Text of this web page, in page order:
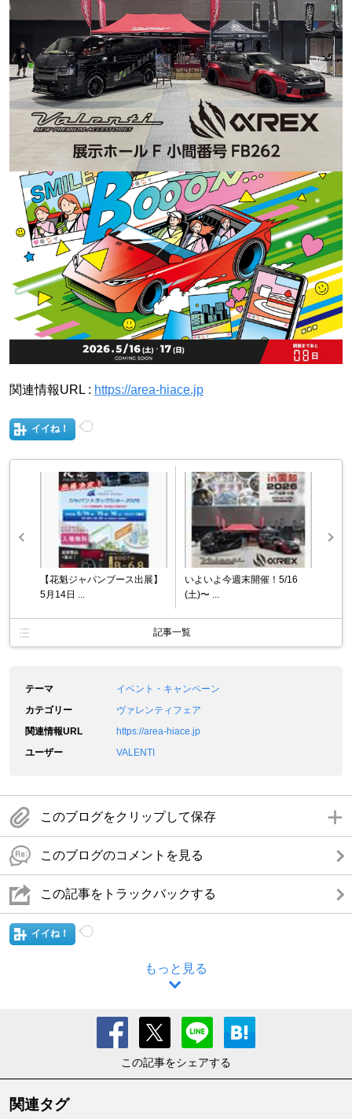
関連情報URL : https://area-hiace.jp
イイね！
【花魁ジャパンブース出展】
5月14日 ...
いよいよ今週末開催！5/16
(土)〜 ...
記事一覧
テーマ
イベント・キャンペーン
カテゴリー
ヴァレンティフェア
関連情報URL
https://area-hiace.jp
ユーザー
VALENTI
このブログをクリップして保存
このブログのコメントを見る
この記事をトラックバックする
イイね！
もっと見る
この記事をシェアする
関連タグ